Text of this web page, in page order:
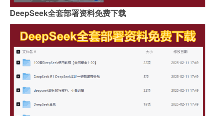
DeepSeek全套部署资料免费下载